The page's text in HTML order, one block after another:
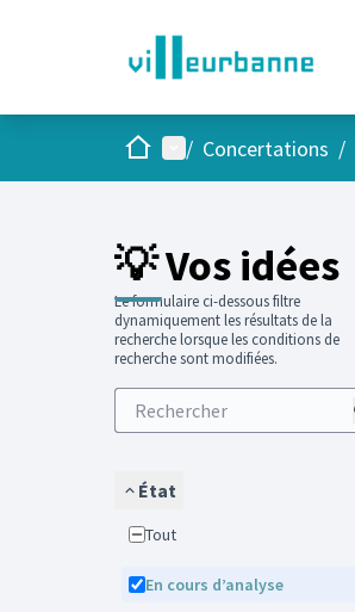
AccueilMenu principal
/ Concertations /
💡 Vos idées
Le formulaire ci-dessous filtre
dynamiquement les résultats de la
recherche lorsque les conditions de
recherche sont modifiées.
État
Tout
En cours d’analyse